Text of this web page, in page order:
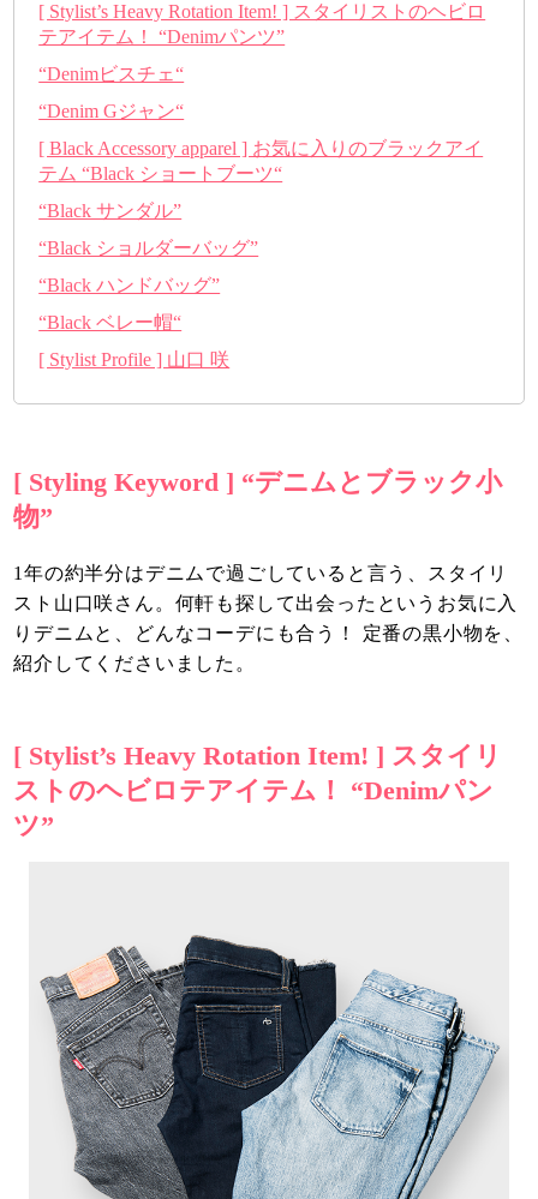
[ Stylist’s Heavy Rotation Item! ] スタイリストのヘビロ
テアイテム！ “Denimパンツ”
“Denimビスチェ“
“Denim Gジャン“
[ Black Accessory apparel ] お気に入りのブラックアイ
テム “Black ショートブーツ“
“Black サンダル”
“Black ショルダーバッグ”
“Black ハンドバッグ”
“Black ベレー帽“
[ Stylist Profile ] 山口 咲
[ Styling Keyword ] “デニムとブラック小
物”
1年の約半分はデニムで過ごしていると言う、スタイリ
スト山口咲さん。何軒も探して出会ったというお気に入
りデニムと、どんなコーデにも合う！ 定番の黒小物を、
紹介してくださいました。
[ Stylist’s Heavy Rotation Item! ] スタイリ
ストのヘビロテアイテム！ “Denimパン
ツ”